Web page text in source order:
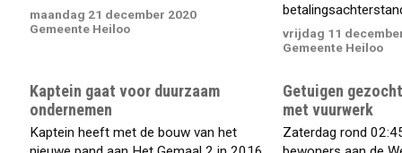
maandag 21 december 2020
Gemeente Heiloo
vrijdag 11
Gemeente Heiloo
Kaptein gaat voor duurzaam
ondernemen
Kaptein heeft met de bouw van het
Getuigen
met vuurwerk
Zaterdag rond